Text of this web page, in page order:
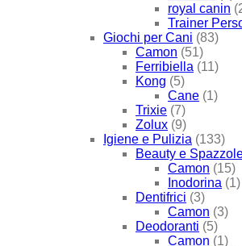
royal canin
Trainer
Giochi per Cani (83)
Camon (51)
Ferribiella (11)
Kong (5)
Cane (1)
Trixie (7)
Zolux (9)
Igiene e Pulizia (133)
Beauty e
Camon (15)
Inodorina (1)
Dentifrici (3)
Camon (3)
Deodoranti (5)
Camon (1)